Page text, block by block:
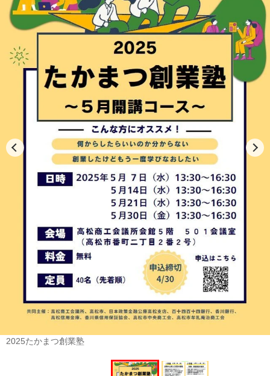
2025たかまつ創業塾